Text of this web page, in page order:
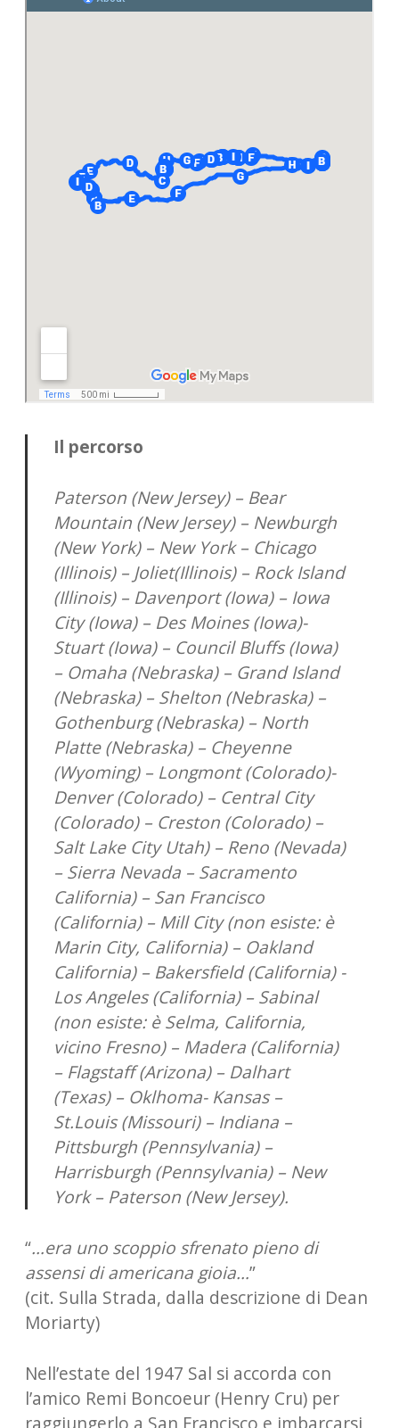
Il percorso
Paterson (New Jersey) – Bear
Mountain (New Jersey) – Newburgh
(New York) – New York – Chicago
(Illinois) – Joliet(Illinois) – Rock Island
(Illinois) – Davenport (Iowa) – Iowa
City (Iowa) – Des Moines (Iowa)-
Stuart (Iowa) – Council Bluffs (Iowa)
– Omaha (Nebraska) – Grand Island
(Nebraska) – Shelton (Nebraska) –
Gothenburg (Nebraska) – North
Platte (Nebraska) – Cheyenne
(Wyoming) – Longmont (Colorado)-
Denver (Colorado) – Central City
(Colorado) – Creston (Colorado) –
Salt Lake City Utah) – Reno (Nevada)
– Sierra Nevada – Sacramento
California) – San Francisco
(California) – Mill City (non esiste: è
Marin City, California) – Oakland
California) – Bakersfield (California) -
Los Angeles (California) – Sabinal
(non esiste: è Selma, California,
vicino Fresno) – Madera (California)
– Flagstaff (Arizona) – Dalhart
(Texas) – Oklhoma- Kansas –
St.Louis (Missouri) – Indiana –
Pittsburgh (Pennsylvania) –
Harrisburgh (Pennsylvania) – New
York – Paterson (New Jersey).
“…era uno scoppio sfrenato pieno di
assensi di americana gioia…”
(cit. Sulla Strada, dalla descrizione di Dean
Moriarty)
Nell’estate del 1947 Sal si accorda con
l’amico Remi Boncoeur (Henry Cru) per
raggiungerlo a San Francisco e imbarcarsi